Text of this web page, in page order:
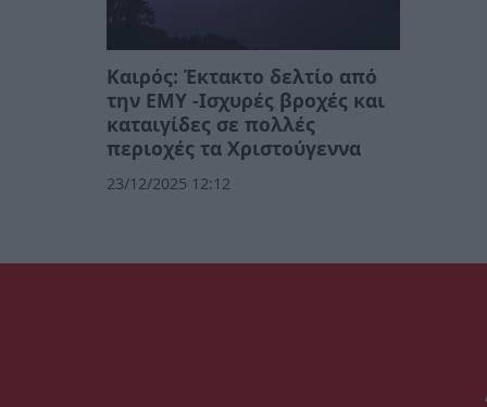
Καιρός: Έκτακτο δελτίο από
την ΕΜΥ -Ισχυρές βροχές και
καταιγίδες σε πολλές
περιοχές τα Χριστούγεννα
23/12/2025 12:12